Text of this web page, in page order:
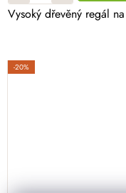
Vysoký dřevěný regál
-20%